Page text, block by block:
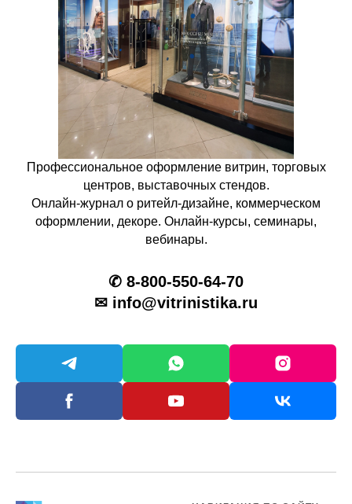
ВИТРИНИСТИКА.РУ
Профессиональное оформление витрин, торговых
центров, выставочных стендов.
Онлайн-журнал о ритейл-дизайне, коммерческом
оформлении, декоре. Онлайн-курсы, семинары,
вебинары.
✆ 8-800-550-64-70
✉ info@vitrinistika.ru